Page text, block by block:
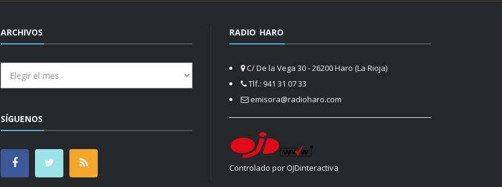
ARCHIVOS
SÍGUENOS
RADIO HARO
C/ De la Vega 30 - 26200 Haro (La Rioja)
Tlf.: 941 31 07 33
emisora@radioharo.com
Controlado por OJDinteractiva